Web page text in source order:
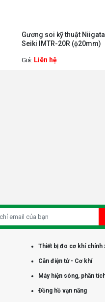
Gương soi kỹ thuật Niigata
Seiki IMTR-20R (ɸ20mm)
Giá: Liên hệ
Thiết bị đo cơ khí chính
Cân điện tử - Cơ khí
Máy hiện sóng, phân
Đồng hồ vạn năng